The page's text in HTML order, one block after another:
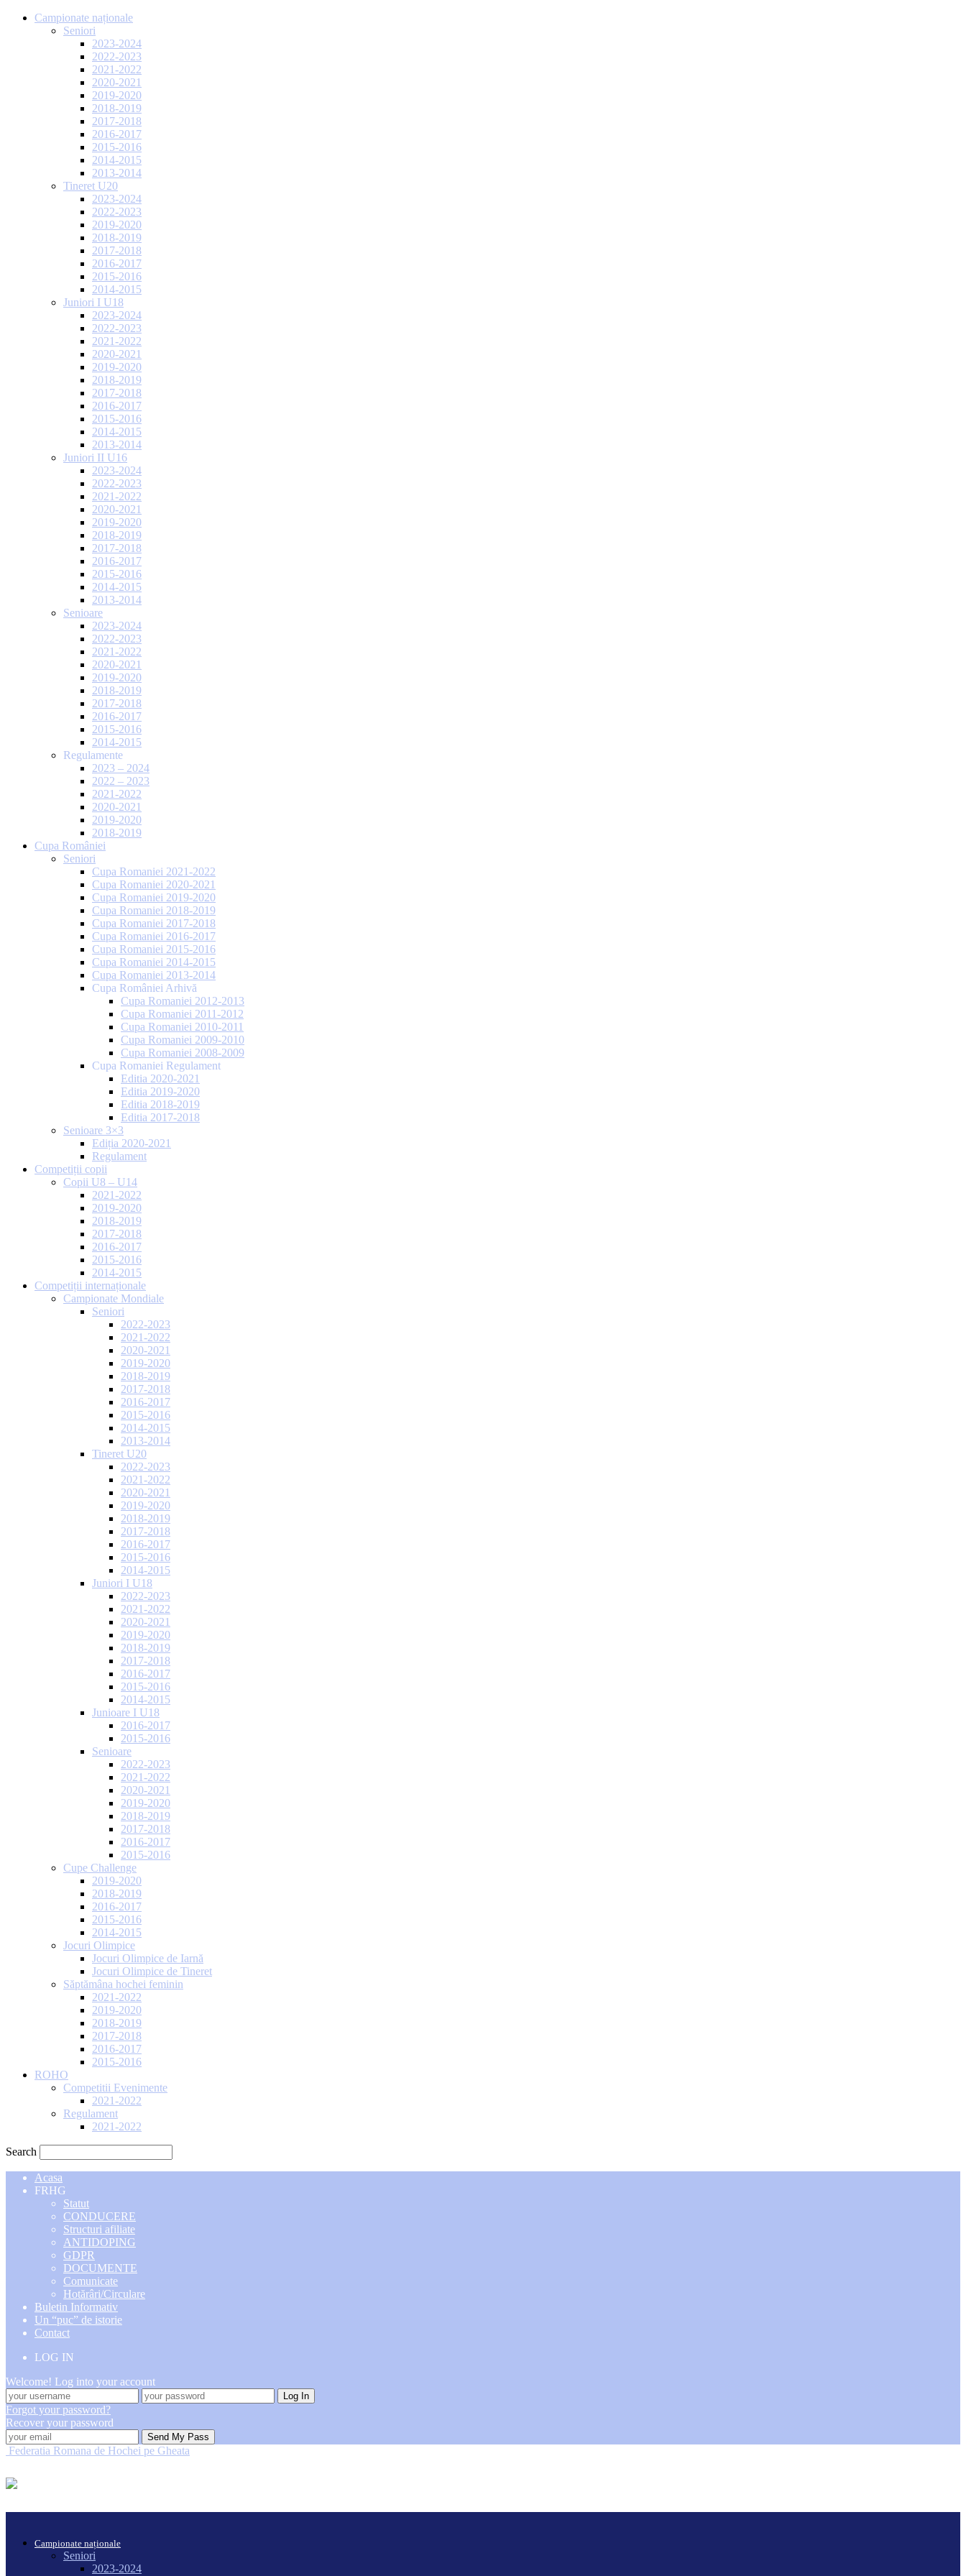
Campionate naționale
Seniori
2023-2024
2022-2023
2021-2022
2020-2021
2019-2020
2018-2019
2017-2018
2016-2017
2015-2016
2014-2015
2013-2014
Tineret U20
2023-2024
2022-2023
2019-2020
2018-2019
2017-2018
2016-2017
2015-2016
2014-2015
Juniori I U18
2023-2024
2022-2023
2021-2022
2020-2021
2019-2020
2018-2019
2017-2018
2016-2017
2015-2016
2014-2015
2013-2014
Juniori II U16
2023-2024
2022-2023
2021-2022
2020-2021
2019-2020
2018-2019
2017-2018
2016-2017
2015-2016
2014-2015
2013-2014
Senioare
2023-2024
2022-2023
2021-2022
2020-2021
2019-2020
2018-2019
2017-2018
2016-2017
2015-2016
2014-2015
Regulamente
2023 – 2024
2022 – 2023
2021-2022
2020-2021
2019-2020
2018-2019
Cupa României
Seniori
Cupa Romaniei 2021-2022
Cupa Romaniei 2020-2021
Cupa Romaniei 2019-2020
Cupa Romaniei 2018-2019
Cupa Romaniei 2017-2018
Cupa Romaniei 2016-2017
Cupa Romaniei 2015-2016
Cupa Romaniei 2014-2015
Cupa Romaniei 2013-2014
Cupa României Arhivă
Cupa Romaniei 2012-2013
Cupa Romaniei 2011-2012
Cupa Romaniei 2010-2011
Cupa Romaniei 2009-2010
Cupa Romaniei 2008-2009
Cupa Romaniei Regulament
Editia 2020-2021
Editia 2019-2020
Editia 2018-2019
Editia 2017-2018
Senioare 3×3
Ediția 2020-2021
Regulament
Competiții copii
Copii U8 – U14
2021-2022
2019-2020
2018-2019
2017-2018
2016-2017
2015-2016
2014-2015
Competiții internaționale
Campionate Mondiale
Seniori
2022-2023
2021-2022
2020-2021
2019-2020
2018-2019
2017-2018
2016-2017
2015-2016
2014-2015
2013-2014
Tineret U20
2022-2023
2021-2022
2020-2021
2019-2020
2018-2019
2017-2018
2016-2017
2015-2016
2014-2015
Juniori I U18
2022-2023
2021-2022
2020-2021
2019-2020
2018-2019
2017-2018
2016-2017
2015-2016
2014-2015
Junioare I U18
2016-2017
2015-2016
Senioare
2022-2023
2021-2022
2020-2021
2019-2020
2018-2019
2017-2018
2016-2017
2015-2016
Cupe Challenge
2019-2020
2018-2019
2016-2017
2015-2016
2014-2015
Jocuri Olimpice
Jocuri Olimpice de Iarnă
Jocuri Olimpice de Tineret
Săptămâna hochei feminin
2021-2022
2019-2020
2018-2019
2017-2018
2016-2017
2015-2016
ROHO
Competitii Evenimente
2021-2022
Regulament
2021-2022
Search
Acasa
FRHG
Statut
CONDUCERE
Structuri afiliate
ANTIDOPING
GDPR
DOCUMENTE
Comunicate
Hotărâri/Circulare
Buletin Informativ
Un “puc” de istorie
Contact
LOG IN
Welcome! Log into your account
Forgot your password?
Recover your password
Federatia Romana de Hochei pe Gheata
Campionate naționale
Seniori
2023-2024